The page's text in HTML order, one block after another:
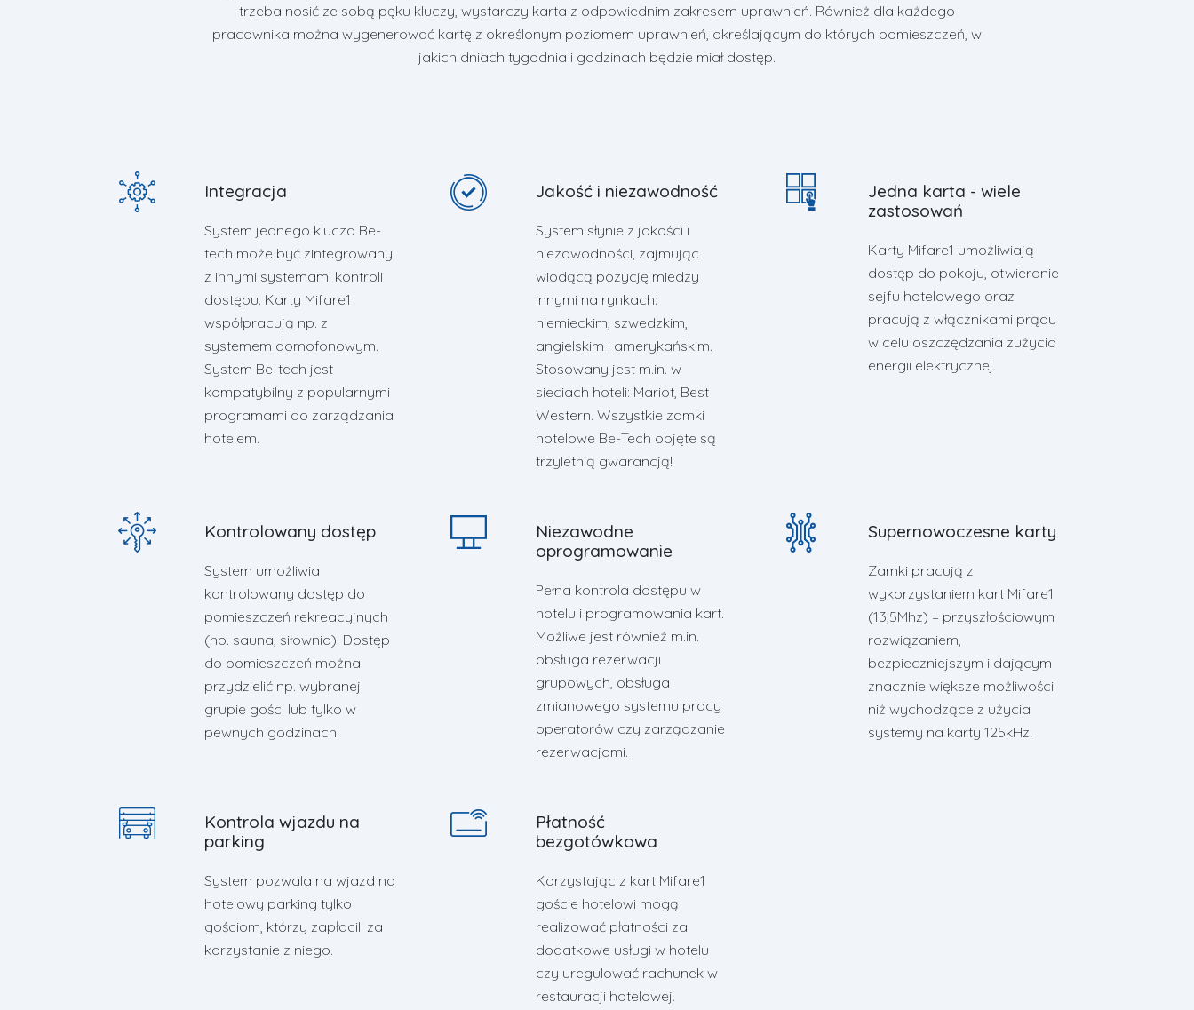
trzeba nosić ze sobą pęku kluczy, wystarczy karta z odpowiednim zakresem uprawnień. Również dla każdego
pracownika można wygenerować kartę z określonym poziomem uprawnień, określającym do których pomieszczeń, w
jakich dniach tygodnia i godzinach będzie miał dostęp.
Integracja
System jednego klucza Be-
tech może być zintegrowany
z innymi systemami kontroli
dostępu. Karty Mifare1
współpracują np. z
systemem domofonowym.
System Be-tech jest
kompatybilny z popularnymi
programami do zarządzania
hotelem.
Jakość i niezawodność
System słynie z jakości i
niezawodności, zajmując
wiodącą pozycję miedzy
innymi na rynkach:
niemieckim, szwedzkim,
angielskim i amerykańskim.
Stosowany jest m.in. w
sieciach hoteli: Mariot, Best
Western. Wszystkie zamki
hotelowe Be-Tech objęte są
trzyletnią gwarancją!
Jedna karta - wiele
zastosowań
Karty Mifare1 umożliwiają
dostęp do pokoju, otwieranie
sejfu hotelowego oraz
pracują z włącznikami prądu
w celu oszczędzania zużycia
energii elektrycznej.
Kontrolowany dostęp
System umożliwia
kontrolowany dostęp do
pomieszczeń rekreacyjnych
(np. sauna, siłownia). Dostęp
do pomieszczeń można
przydzielić np. wybranej
grupie gości lub tylko w
pewnych godzinach.
Niezawodne
oprogramowanie
Pełna kontrola dostępu w
hotelu i programowania kart.
Możliwe jest również m.in.
obsługa rezerwacji
grupowych, obsługa
zmianowego systemu pracy
operatorów czy zarządzanie
rezerwacjami.
Supernowoczesne karty
Zamki pracują z
wykorzystaniem kart Mifare1
(13,5Mhz) – przyszłościowym
rozwiązaniem,
bezpieczniejszym i dającym
znacznie większe możliwości
niż wychodzące z użycia
systemy na karty 125kHz.
Kontrola wjazdu na
parking
System pozwala na wjazd na
hotelowy parking tylko
gościom, którzy zapłacili za
korzystanie z niego.
Płatność
bezgotówkowa
Korzystając z kart Mifare1
goście hotelowi mogą
realizować płatności za
dodatkowe usługi w hotelu
czy uregulować rachunek w
restauracji hotelowej.